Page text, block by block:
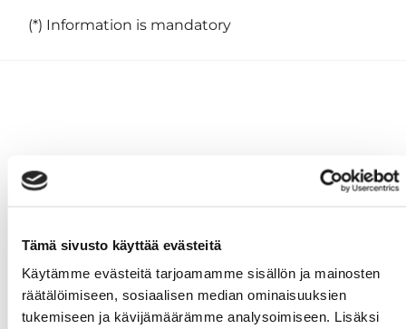
Tämä sivusto käyttää evästeitä
Käytämme evästeitä tarjoamamme sisällön ja mainosten
räätälöimiseen, sosiaalisen median ominaisuuksien
tukemiseen ja kävijämäärämme analysoimiseen. Lisäksi
(*) Information is mandatory